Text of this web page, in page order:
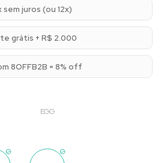
sem juros (ou 12x)
grátis + R$ 2.000
8OFFB2B = 8% off
EGG